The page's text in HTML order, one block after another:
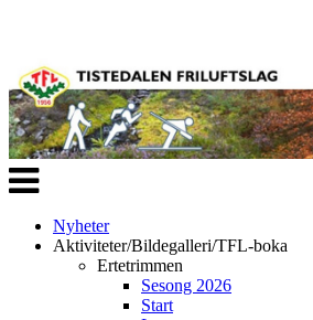
Veksle
navigasjon
Nyheter
Aktiviteter/Bildegalleri/TFL-boka
Ertetrimmen
Sesong 2026
Start